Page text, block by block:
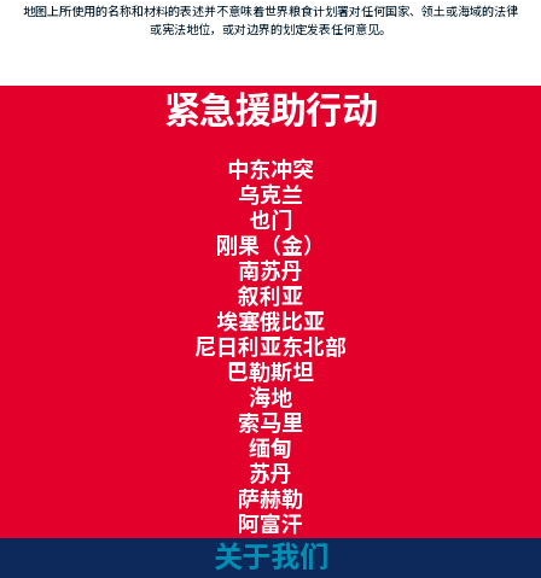
地图上所使用的名称和材料的表述并不意味着世界粮食计划署对任何国家、领土或海域的法律
或宪法地位，或对边界的划定发表任何意见。
紧急援助行动
中东冲突
乌克兰
也门
刚果（金）
南苏丹
叙利亚
埃塞俄比亚
尼日利亚东北部
巴勒斯坦
海地
索马里
缅甸
苏丹
萨赫勒
阿富汗
关于我们